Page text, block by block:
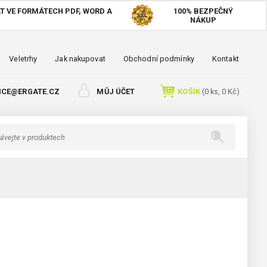
VE FORMÁTECH PDF, WORD A
100% BEZPEČNÝ
NÁKUP
Veletrhy Jak nakupovat Obchodní podmínky Kontakt
MŮJ ÚČET KOŠÍK(0ks, 0 Kč)